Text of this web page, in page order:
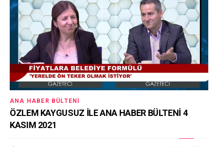
ANA HABER BÜLTENI
ÖZLEM KAYGUSUZ İLE ANA HABER BÜLTENİ 4
KASIM 2021